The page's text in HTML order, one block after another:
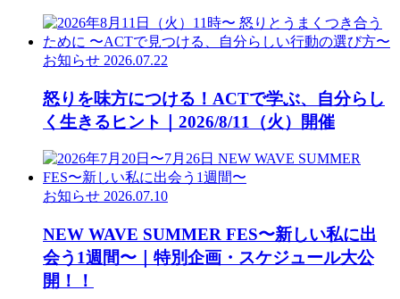
お知らせ 2026.07.22
怒りを味方につける！ACTで学ぶ、自分らし
く生きるヒント｜2026/8/11（火）開催
お知らせ 2026.07.10
NEW WAVE SUMMER FES〜新しい私に出
会う1週間〜｜特別企画・スケジュール大公
開！！